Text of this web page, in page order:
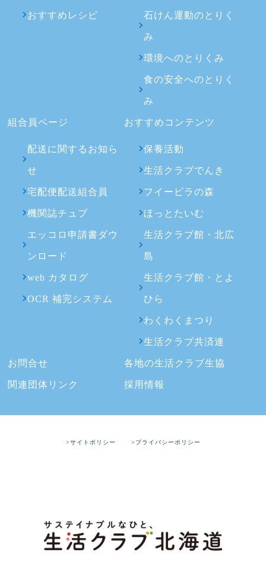
おすすめレシピ 石けん運動のとりく
み
環境へのとりくみ
食の安全へのとりく
み
組合員ページ
配送に関するお知ら
せ
宅配便配送組合員
機関誌チュプ
エッコロ申請書ダウ
ンロード
web カタログ
OCR 補完システム
おすすめコンテンツ
保養活動
生活クラブでんき
フイービラの森
ほっとたいむ
生活クラブ館・北広
島
生活クラブ館・とよ
ひら
わくわくまつり
生活クラブ共済連
お問合せ 各地の生活クラブ生協
関連団体リンク 採用情報
>サイトポリシー >プライバシーポリシー